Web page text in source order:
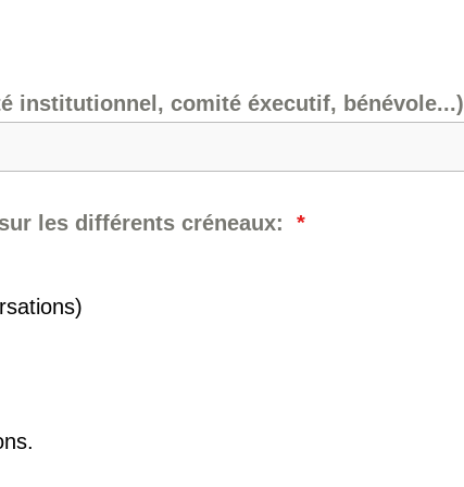
institutionnel, comité éxecutif, bénévole...)
les différents créneaux: *